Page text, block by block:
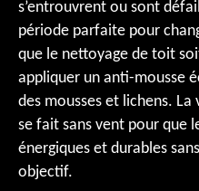
s’entrouvrent ou sont
période parfaite pour
que le nettoyage de toit
appliquer un anti-mousse
des mousses et lichens.
se fait sans vent pour que
énergiques et durables
objectif.